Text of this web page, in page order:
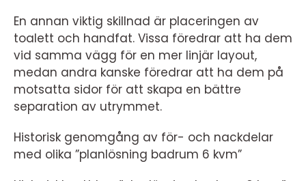
En annan viktig skillnad är placeringen av
toalett och handfat. Vissa föredrar att ha dem
vid samma vägg för en mer linjär layout,
medan andra kanske föredrar att ha dem på
motsatta sidor för att skapa en bättre
separation av utrymmet.
Historisk genomgång av för- och nackdelar
med olika ”planlösning badrum 6 kvm”